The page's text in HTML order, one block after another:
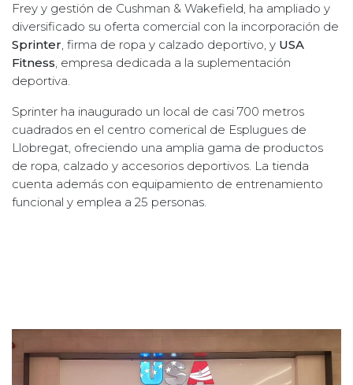
Frey y gestión de Cushman & Wakefield, ha ampliado y
diversificado su oferta comercial con la incorporación de
Sprinter, firma de ropa y calzado deportivo, y USA
Fitness, empresa dedicada a la suplementación
deportiva.
Sprinter ha inaugurado un local de casi 700 metros
cuadrados en el centro comerical de Esplugues de
Llobregat, ofreciendo una amplia gama de productos
de ropa, calzado y accesorios deportivos. La tienda
cuenta además con equipamiento de entrenamiento
funcional y emplea a 25 personas.